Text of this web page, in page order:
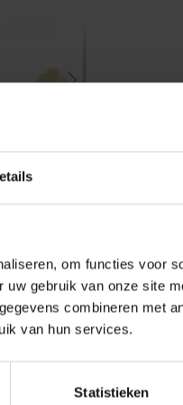
om functies voor
gebruik van onze site
combineren met
van hun services.
Statistieken
für